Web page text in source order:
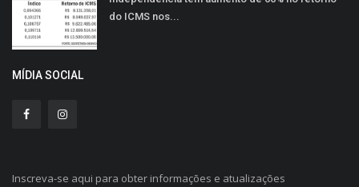
do ICMS nos...
MÍDIA SOCIAL
Inscreva-se aqui para obter informações e atualizações